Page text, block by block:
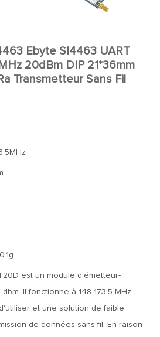
Ebyte SI4463 UART
20dBm DIP 21*36mm
Transmetteur Sans Fil
est un module d'émetteur-
Il fonctionne à 148-173,5 MHz,
et une solution de faible
de données sans fil. En raison